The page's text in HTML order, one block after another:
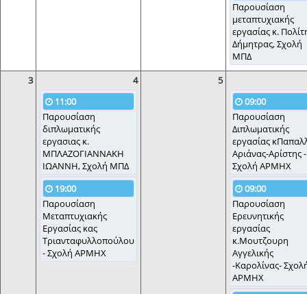
Παρουσίαση
μεταπτυχιακής
εργασίας κ.
Δήμητρας, Σχολή
ΜΠΔ
3
4
5
11:00
Παρουσίαση
διπλωματικής
εργασιας κ.
ΜΠΛΑΖΟΓΙΑΝΝΑΚΗ
ΙΩΑΝΝΗ, Σχολή ΜΠΔ
19:00
Παρουσίαση
Μεταπτυχιακής
Εργασίας κας
Τριανταφυλλοπούλου
- Σχολή ΑΡΜΗΧ
09:00
Παρουσίαση
Διπλωματικής
εργασίας
Αριάνας-Αρίστης -
Σχολή ΑΡΜΗΧ
09:00
Παρουσίαση
Ερευνητικής
εργασίας
κ.Μουτζουρη
Αγγελικής
-Καρολίνας-
ΑΡΜΗΧ